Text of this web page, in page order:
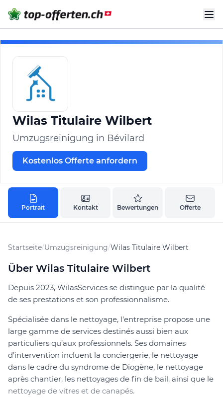
Wilas Titulaire Wilbert
Umzugsreinigung in Bévilard
Kostenlos Offerte anfordern
Portrait Kontakt Bewertungen Offerte
Startseite/Umzugsreinigung/Wilas Titulaire Wilbert
Über Wilas Titulaire Wilbert
Depuis 2023, WilasServices se distingue par la qualité
de ses prestations et son professionnalisme.
Spécialisée dans le nettoyage, l’entreprise propose une
large gamme de services destinés aussi bien aux
particuliers qu’aux professionnels. Ses domaines
d’intervention incluent la conciergerie, le nettoyage
dans le cadre du syndrome de Diogène, le nettoyage
après chantier, les nettoyages de fin de bail, ainsi que le
nettoyage de vitres et de canapés.